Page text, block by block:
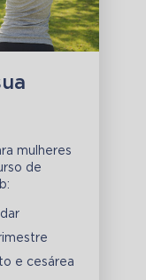
mulheres
de
e cesárea